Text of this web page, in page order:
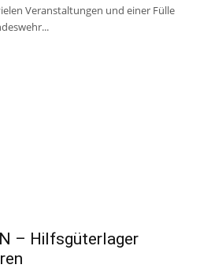
Veranstaltungen und einer Fülle
– Hilfsgüterlager